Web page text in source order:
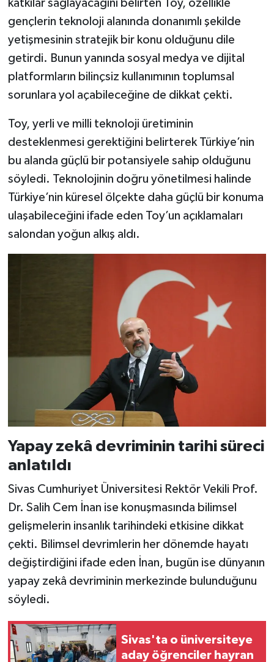
katkılar sağlayacağını belirten Toy, özellikle
gençlerin teknoloji alanında donanımlı şekilde
yetişmesinin stratejik bir konu olduğunu dile
getirdi. Bunun yanında sosyal medya ve dijital
platformların bilinçsiz kullanımının toplumsal
sorunlara yol açabileceğine de dikkat çekti.
Toy, yerli ve milli teknoloji üretiminin
desteklenmesi gerektiğini belirterek Türkiye’nin
bu alanda güçlü bir potansiyele sahip olduğunu
söyledi. Teknolojinin doğru yönetilmesi halinde
Türkiye’nin küresel ölçekte daha güçlü bir konuma
ulaşabileceğini ifade eden Toy’un açıklamaları
salondan yoğun alkış aldı.
Yapay zekâ devriminin tarihi süreci
anlatıldı
Sivas Cumhuriyet Üniversitesi Rektör Vekili Prof.
Dr. Salih Cem İnan ise konuşmasında bilimsel
gelişmelerin insanlık tarihindeki etkisine dikkat
çekti. Bilimsel devrimlerin her dönemde hayatı
değiştirdiğini ifade eden İnan, bugün ise dünyanın
yapay zekâ devriminin merkezinde bulunduğunu
söyledi.
Sivas'ta o üniversiteye
aday öğrenciler hayran